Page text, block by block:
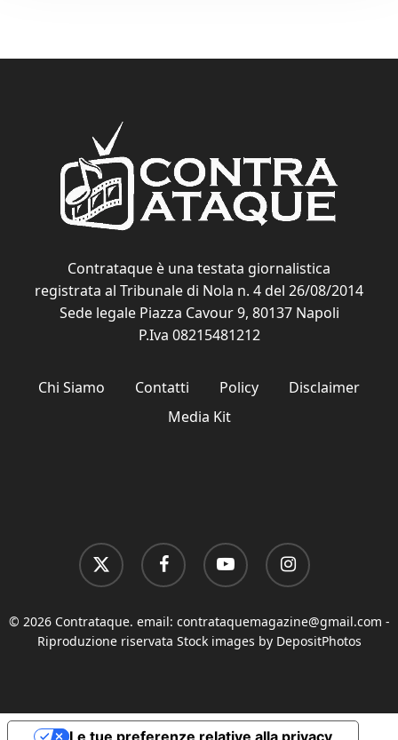
Contrataque è una testata giornalistica
registrata al Tribunale di Nola n. 4 del 26/08/2014
Sede legale Piazza Cavour 9, 80137 Napoli
P.Iva 08215481212
Chi Siamo Contatti Policy
Disclaimer
Media Kit
x-
twitter
facebook youtube instagram
© 2026 Contrataque. email: contrataquemagazine@gmail.com -
Riproduzione riservata Stock images by DepositPhotos
Le tue preferenze relative alla privacy